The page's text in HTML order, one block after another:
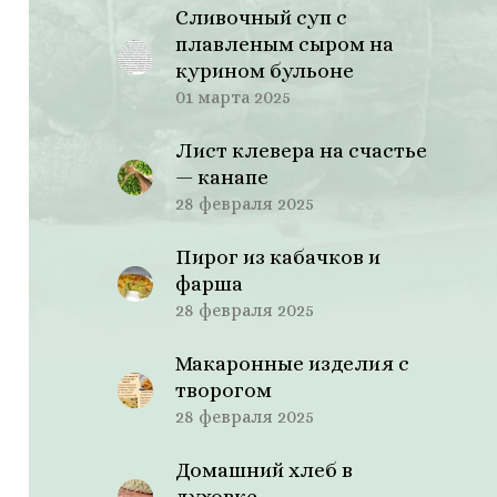
Сливочный суп с
плавленым сыром на
курином бульоне
01 марта 2025
Лист клевера на счастье
— канапе
28 февраля 2025
Пирог из кабачков и
фарша
28 февраля 2025
Макаронные изделия с
творогом
28 февраля 2025
Домашний хлеб в